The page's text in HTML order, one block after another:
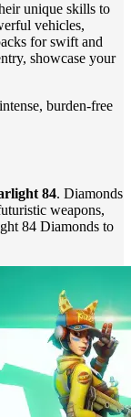
unique skills to
vehicles,
for swift and
showcase your
burden-free
84. Diamonds
weapons,
84 Diamonds to